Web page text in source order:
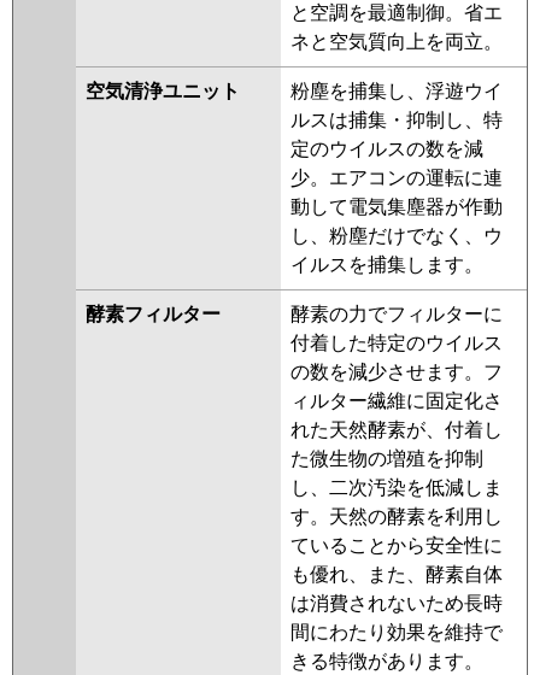
と空調を最適制御。省エ
ネと空気質向上を両立。
空気清浄ユニット
粉塵を捕集し、浮遊ウイ
ルスは捕集・抑制し、特
定のウイルスの数を減
少。エアコンの運転に連
動して電気集塵器が作動
し、粉塵だけでなく、ウ
イルスを捕集します。
酵素フィルター
酵素の力でフィルターに
付着した特定のウイルス
の数を減少させます。フ
ィルター繊維に固定化さ
れた天然酵素が、付着し
た微生物の増殖を抑制
し、二次汚染を低減しま
す。天然の酵素を利用し
ていることから安全性に
も優れ、また、酵素自体
は消費されないため長時
間にわたり効果を維持で
きる特徴があります。